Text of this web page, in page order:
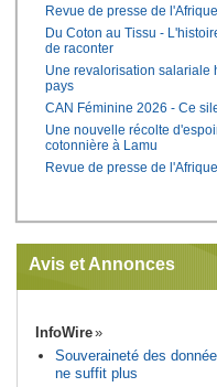
Revue de presse de
Du Coton au Tissu -
de raconter
Une revalorisation salariale
pays
CAN Féminine 2026 - Ce
Une nouvelle récolte
cotonnière à Lamu
Revue de presse de
Avis et Annonces
InfoWire
Souveraineté des
ne suffit plus